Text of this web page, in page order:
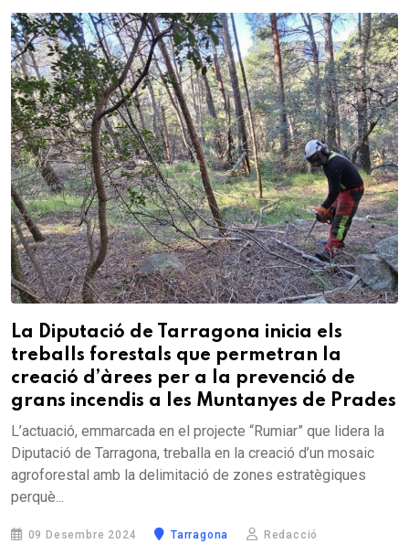
La Diputació de Tarragona inicia els
treballs forestals que permetran la
creació d’àrees per a la prevenció de
grans incendis a les Muntanyes de Prades
L’actuació, emmarcada en el projecte “Rumiar” que lidera la
Diputació de Tarragona, treballa en la creació d’un mosaic
agroforestal amb la delimitació de zones estratègiques
perquè...
09 Desembre 2024 Tarragona Redacció